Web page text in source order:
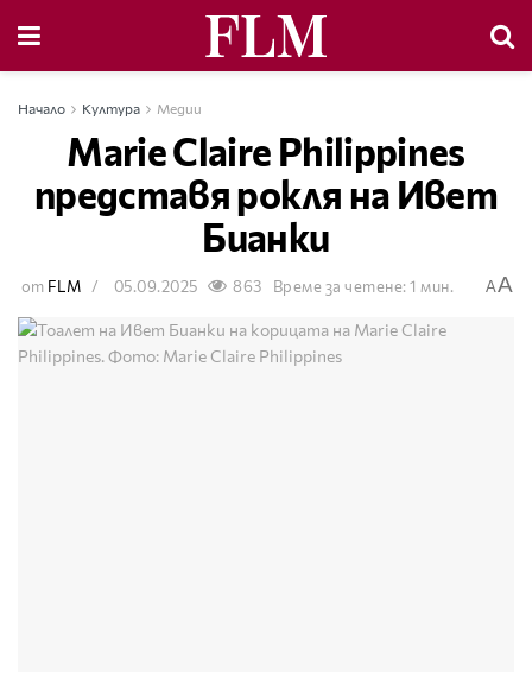
Начало Култура Медии
Marie Claire Philippines
представя рокля на Ивет
Бианки
от FLM 05.09.2025 863 Време за четене: 1 мин. AA